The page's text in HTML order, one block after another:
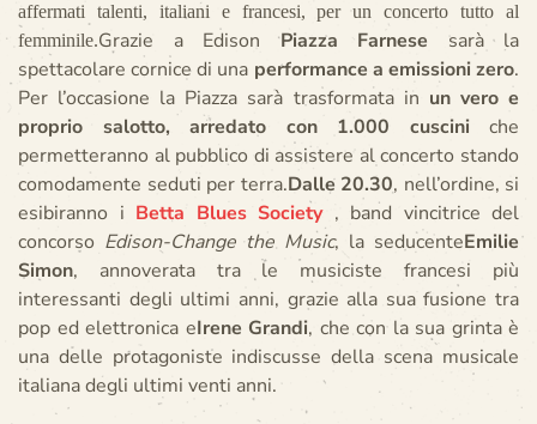
affermati talenti, italiani e francesi, per un concerto tutto al
femminile.Grazie a EdisonPiazza Farnese sarà la
spettacolare cornice di una performance a emissioni zero.
Per l’occasione la Piazza sarà trasformata in un vero e
proprio salotto, arredato con 1.000 cuscini che
permetteranno al pubblico di assistere al concerto stando
comodamente seduti per terra.Dalle 20.30, nell’ordine, si
esibiranno i Betta Blues Society , band vincitrice del
concorso Edison-Change the Music, la seducenteEmilie
Simon, annoverata tra le musiciste francesi più
interessanti degli ultimi anni, grazie alla sua fusione tra
pop ed elettronica eIrene Grandi, che con la sua grinta è
una delle protagoniste indiscusse della scena musicale
italiana degli ultimi venti anni.